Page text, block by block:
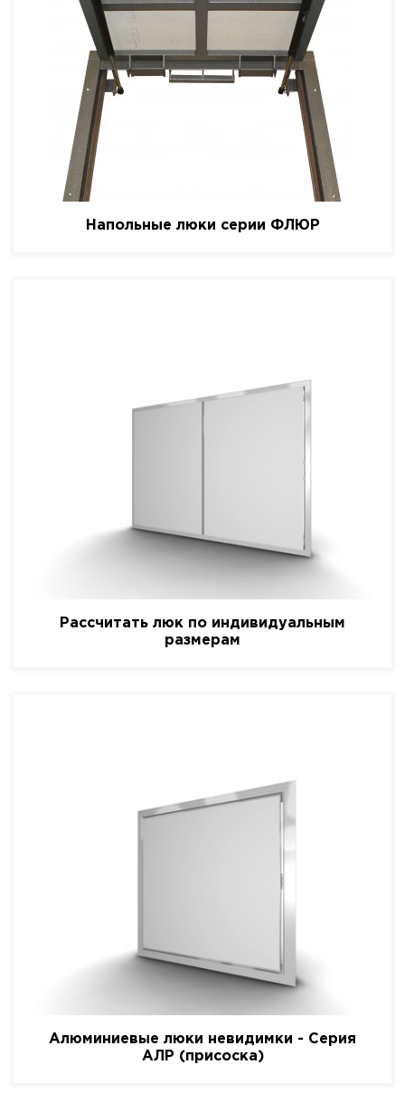
Напольные люки серии ФЛЮР
Рассчитать люк по индивидуальным
размерам
Алюминиевые люки невидимки - Серия
АЛР (присоска)